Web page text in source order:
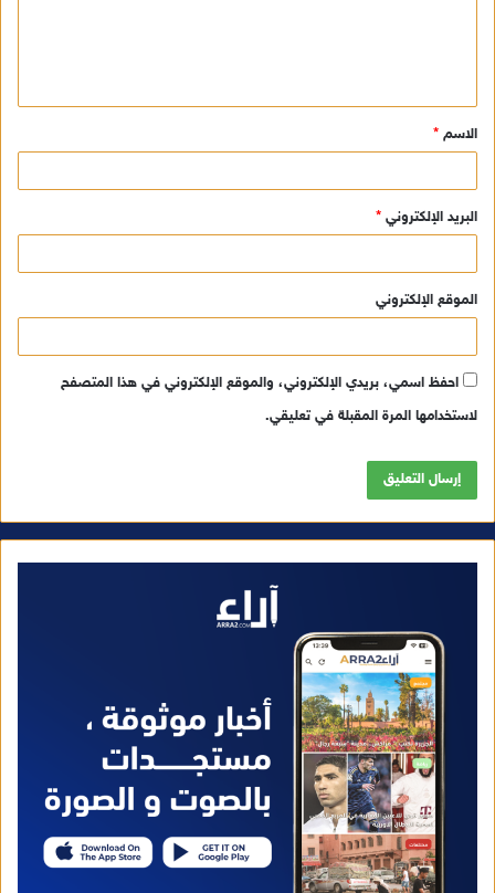
ق
*
الاسم *
البريد الإلكتروني *
الموقع الإلكتروني
احفظ اسمي، بريدي الإلكتروني، والموقع الإلكتروني في هذا المتصفح
لاستخدامها المرة المقبلة في تعليقي.